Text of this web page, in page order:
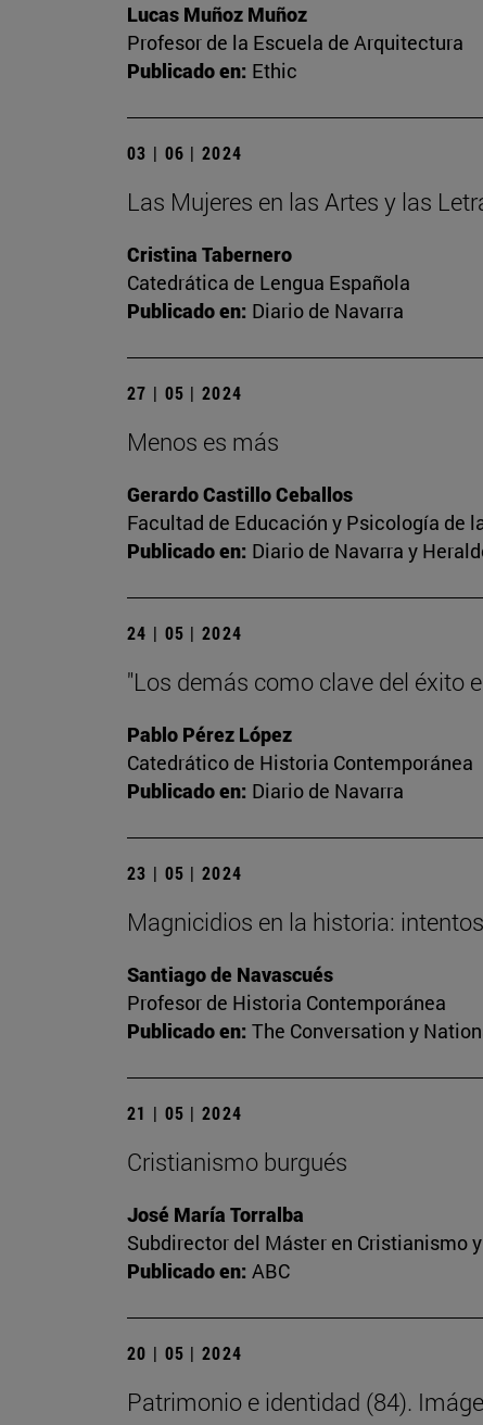
Lucas Muñoz Muñoz
Profesor de la Escuela de Arquitectura
Publicado en: Ethic
03 | 06 | 2024
Las Mujeres en las Artes y las
Cristina Tabernero
Catedrática de Lengua Española
Publicado en: Diario de Navarra
27 | 05 | 2024
Menos es más
Gerardo Castillo Ceballos
Facultad de Educación y Psicología de
Publicado en: Diario de Navarra y
24 | 05 | 2024
"Los demás como clave del éxito
Pablo Pérez López
Catedrático de Historia Contemporánea
Publicado en: Diario de Navarra
23 | 05 | 2024
Magnicidios en la historia:
Santiago de Navascués
Profesor de Historia Contemporánea
Publicado en: The Conversation y
21 | 05 | 2024
Cristianismo burgués
José María Torralba
Subdirector del Máster en Cristianismo
Publicado en: ABC
20 | 05 | 2024
Patrimonio e identidad (84).